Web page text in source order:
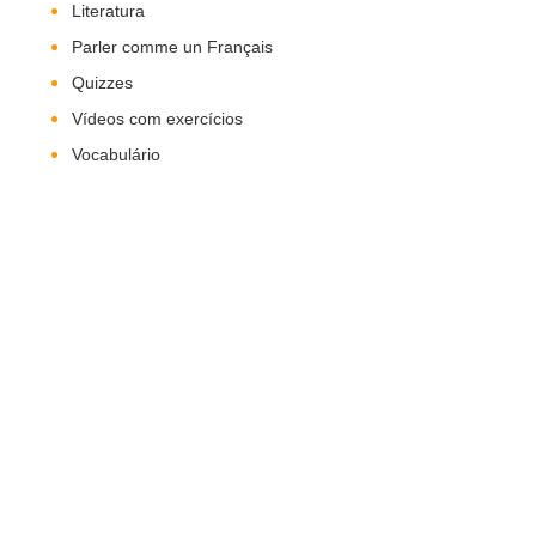
Literatura
Parler comme un Français
Quizzes
Vídeos com exercícios
Vocabulário